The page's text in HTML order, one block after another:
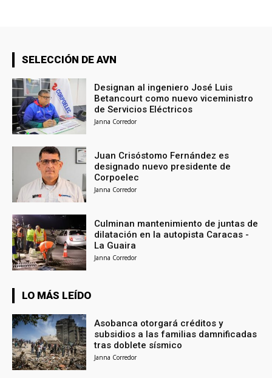
SELECCIÓN DE AVN
Designan al ingeniero José Luis
Betancourt como nuevo viceministro
de Servicios Eléctricos
Janna Corredor
Juan Crisóstomo Fernández es
designado nuevo presidente de
Corpoelec
Janna Corredor
Culminan mantenimiento de juntas de
dilatación en la autopista Caracas -
La Guaira
Janna Corredor
LO MÁS LEÍDO
Asobanca otorgará créditos y
subsidios a las familias damnificadas
tras doblete sísmico
Janna Corredor